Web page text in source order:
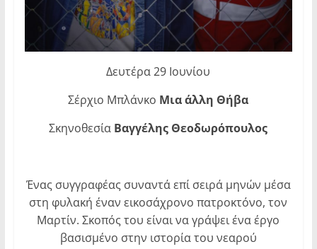
Δευτέρα 29 Ιουνίου
Σέρχιο Μπλάνκο Μια άλλη Θήβα
Σκηνοθεσία Βαγγέλης Θεοδωρόπουλος
Ένας συγγραφέας συναντά επί σειρά μηνών μέσα
στη φυλακή έναν εικοσάχρονο πατροκτόνο, τον
Μαρτίν. Σκοπός του είναι να γράψει ένα έργο
βασισμένο στην ιστορία του νεαρού